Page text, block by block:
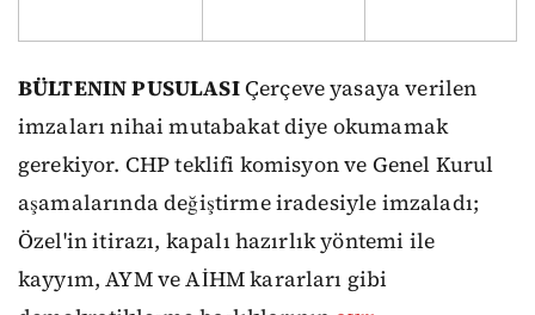
BÜLTENIN PUSULASIÇerçeve yasaya verilen
imzaları nihai mutabakat diye okumamak
gerekiyor. CHP teklifi komisyon ve Genel Kurul
aşamalarında değiştirme iradesiyle imzaladı;
Özel'in itirazı, kapalı hazırlık yöntemi ile
kayyım, AYM ve AİHM kararları gibi